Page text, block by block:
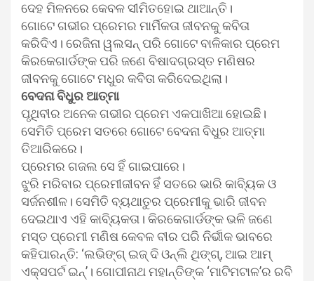
ଦେହ ମିଳନରେ କେବଳ ସୀମିତହୋଇ ଥାଆନ୍ତି।
ଗୋଟେ ଗଭୀର ପ୍ରେମର ମାର୍ମିକତା ଜୀବନକୁ କବିତା
କରିଦିଏ। ରେଜିନା ୱଲସନ୍ ପରି ଗୋଟେ ବାଳିକାର ପ୍ରେମ
କିରକେଗାର୍ଡଙ୍କ ପରି ଜଣେ ବିଷାଦଗ୍ରସ୍ତ ମଣିଷର
ଜୀବନକୁ ଗୋଟେ ମଧୁର କବିତା କରିଦେଇଥିଲା।
ବେଦନା ବିଧୁର ଆତ୍ମା
ପୃଥିବୀର ଅନେକ ଗଭୀର ପ୍ରେମ ଏକପାଖିଆ ହୋଇଛି।
ସେମିତି ପ୍ରେମ ସତରେ ଗୋଟେ ବେଦନା ବିଧୁର ଆତ୍ମା
ତିଆରିକରେ।
ପ୍ରେମର ଗଜଲ ସେ ହିଁ ଗାଇପାରେ।
ଝୁରି ମରିବାର ପ୍ରେମୀଜୀବନ ହିଁ ସତରେ ଭାରି କାବ୍ୟିକ ଓ
ସର୍ଜନଶୀଳ। ସେମିତି ବ୍ୟଥାତୁର ପ୍ରେମୀକୁ ଭାରି ଜୀବନ
ଦେଇଥାଏ ଏହି କାବ୍ୟିକତା। କିରକେଗାର୍ଡଙ୍କ ଭଳି ଜଣେ
ମସ୍ତ ପ୍ରେମୀ ମଣିଷ କେବଳ ବୀର ପରି ନିର୍ଭୀକ ଭାବରେ
କହିପାରନ୍ତି: ‘ଲଭିଙ୍ଗ୍ ଇଜ୍ ଦି ଓନ୍‌ଲି ଥିଙ୍ଗ୍‌, ଆଇ ଆମ୍
ଏକ୍ସପର୍ଟ ଇନ୍‌’। ଗୋପୀନାଥ ମହାନ୍ତିଙ୍କ ‘ମାଟିମଟାଳ’ର ରବି